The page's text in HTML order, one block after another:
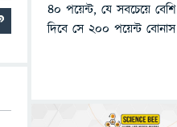
৪০ পয়েন্ট, যে সবচেয়ে
দিবে সে ২০০ পয়েন্ট বোনাস